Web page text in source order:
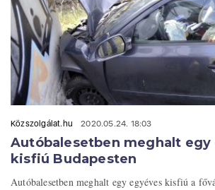
Közszolgálat.hu 2020.05.24. 18:03
Autóbalesetben meghalt egy
kisfiú Budapesten
Autóbalesetben meghalt egy egyéves kisfiú a